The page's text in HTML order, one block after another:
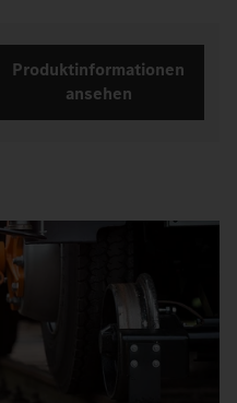
Produktinformationen
ansehen